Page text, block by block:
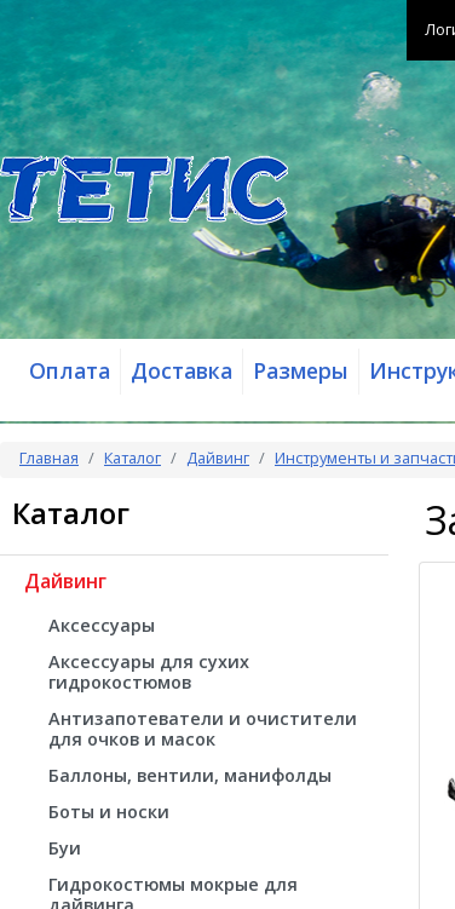
Оплата Доставка Размеры
Главная Каталог Дайвинг Инструменты и
Каталог
Дайвинг
Аксессуары
Аксессуары для сухих
гидрокостюмов
Антизапотеватели и очистители
для очков и масок
Баллоны, вентили, манифолды
Боты и носки
Буи
Гидрокостюмы мокрые для